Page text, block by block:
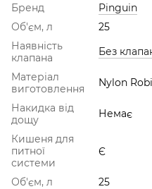
Бренд
Pinguin
Об'єм, л
25
Наявність
клапана
Без
Матеріал
виготовлення
Nylon
Накидка від
дощу
Немає
Кишеня для
питної
системи
Є
Об'єм, л 25